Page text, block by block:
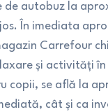
de autobuz la
În imediata
Carrefour
și activități
copii, se află la
cât și ca